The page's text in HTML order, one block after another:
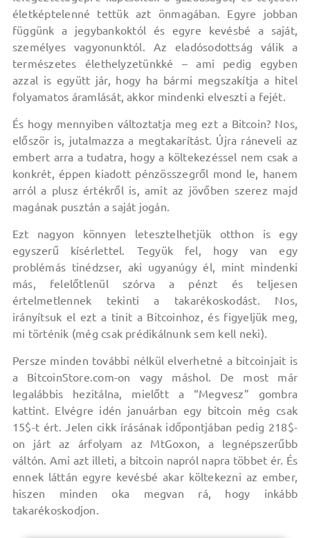
életképtelenné tettük azt önmagában. Egyre jobban
függünk a jegybankoktól és egyre kevésbé a saját,
személyes vagyonunktól. Az eladósodottság válik a
természetes élethelyzetünkké – ami pedig egyben
azzal is együtt jár, hogy ha bármi megszakítja a hitel
folyamatos áramlását, akkor mindenki elveszti a fejét.
És hogy mennyiben változtatja meg ezt a Bitcoin? Nos,
először is, jutalmazza a megtakarítást. Újra ráneveli az
embert arra a tudatra, hogy a költekezéssel nem csak a
konkrét, éppen kiadott pénzösszegről mond le, hanem
arról a plusz értékről is, amit az jövőben szerez majd
magának pusztán a saját jogán.
Ezt nagyon könnyen letesztelhetjük otthon is egy
egyszerű kísérlettel. Tegyük fel, hogy van egy
problémás tinédzser, aki ugyanúgy él, mint mindenki
más, felelőtlenül szórva a pénzt és teljesen
értelmetlennek tekinti a takarékoskodást. Nos,
irányítsuk el ezt a tinit a Bitcoinhoz, és figyeljük meg,
mi történik (még csak prédikálnunk sem kell neki).
Persze minden további nélkül elverhetné a bitcoinjait is
a BitcoinStore.com-on vagy máshol. De most már
legalábbis hezitálna, mielőtt a “Megvesz” gombra
kattint. Elvégre idén januárban egy bitcoin még csak
15$-t ért. Jelen cikk írásának időpontjában pedig 218$-
on járt az árfolyam az MtGoxon, a legnépszerűbb
váltón. Ami azt illeti, a bitcoin napról napra többet ér. És
ennek láttán egyre kevésbé akar költekezni az ember,
hiszen minden oka megvan rá, hogy inkább
takarékoskodjon.